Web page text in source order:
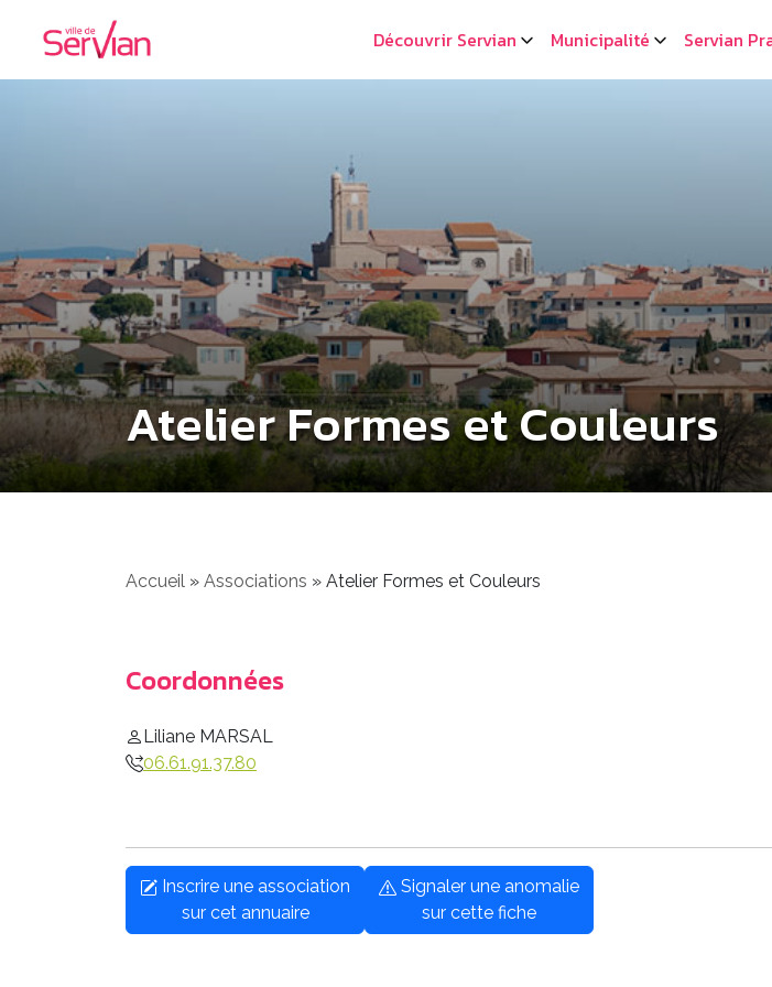
Découvrir Servian Municipalité Servian
Atelier Formes et Couleurs
Accueil » Associations » Atelier Formes et Couleurs
Coordonnées
Liliane MARSAL
06.61.91.37.80
Inscrire une association
sur cet annuaire
Signaler une anomalie
sur cette fiche